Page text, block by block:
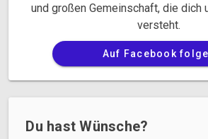
und großen Gemeinschaft, die dich
versteht.
Auf Facebook
Du hast Wünsche?